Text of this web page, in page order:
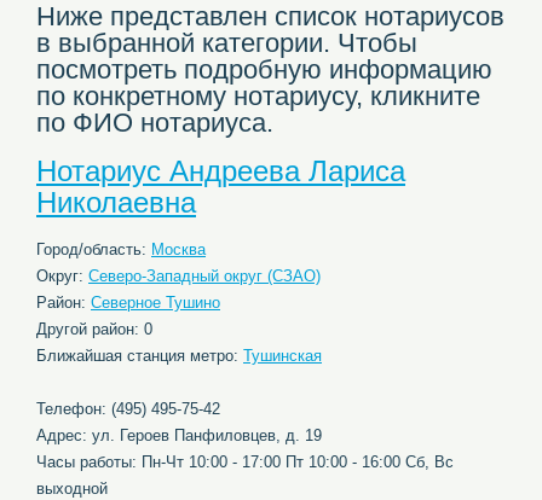
Ниже представлен список нотариусов
в выбранной категории. Чтобы
посмотреть подробную информацию
по конкретному нотариусу, кликните
по ФИО нотариуса.
Нотариус Андреева Лариса
Николаевна
Город/область: Москва
Округ: Северо-Западный округ (СЗАО)
Район: Северное Тушино
Другой район: 0
Ближайшая станция метро: Тушинская
Телефон: (495) 495-75-42
Адрес: ул. Героев Панфиловцев, д. 19
Часы работы: Пн-Чт 10:00 - 17:00 Пт 10:00 - 16:00 Сб, Вс
выходной